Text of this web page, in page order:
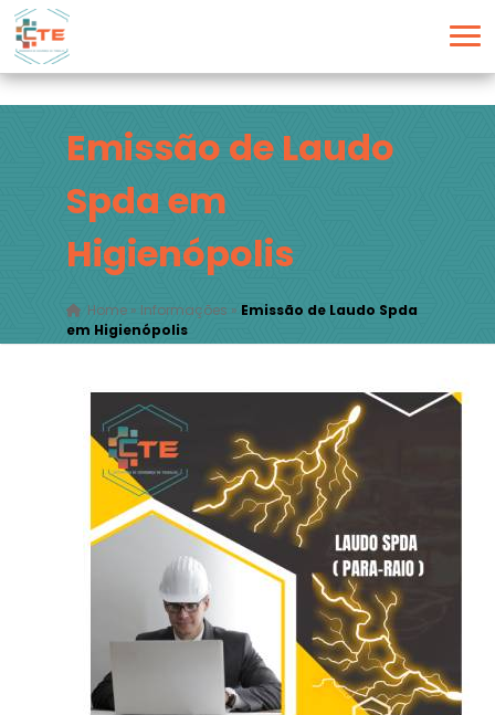
Emissão de Laudo
Spda em
Higienópolis
Home» Informações » Emissão de Laudo Spda
em Higienópolis